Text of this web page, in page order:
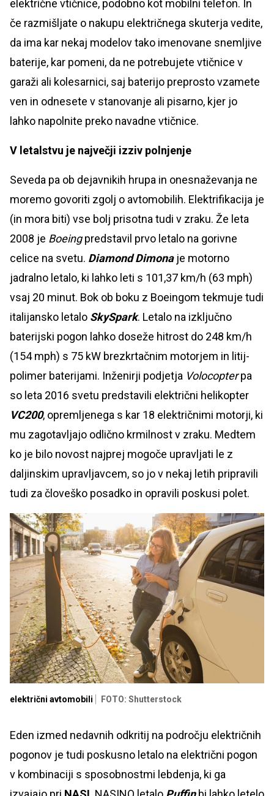
električne vtičnice, podobno kot mobilni telefon. In
če razmišljate o nakupu električnega skuterja vedite,
da ima kar nekaj modelov tako imenovane snemljive
baterije, kar pomeni, da ne potrebujete vtičnice v
garaži ali kolesarnici, saj baterijo preprosto vzamete
ven in odnesete v stanovanje ali pisarno, kjer jo
lahko napolnite preko navadne vtičnice.
V letalstvu je največji izziv polnjenje
Seveda pa ob dejavnikih hrupa in onesnaževanja ne
moremo govoriti zgolj o avtomobilih. Elektrifikacija je
(in mora biti) vse bolj prisotna tudi v zraku. Že leta
2008 je Boeingpredstavil prvo letalo na gorivne
celice na svetu. Diamond Dimonaje motorno
jadralno letalo, ki lahko leti s 101,37 km/h (63 mph)
vsaj 20 minut. Bok ob boku z Boeingom tekmuje tudi
italijansko letalo SkySpark. Letalo na izključno
baterijski pogon lahko doseže hitrost do 248 km/h
(154 mph) s 75 kW brezkrtačnim motorjem in litij-
polimer baterijami. Inženirji podjetja Volocopterpa
so leta 2016 svetu predstavili električni helikopter
VC200, opremljenega s kar 18 električnimi motorji, ki
mu zagotavljajo odlično krmilnost v zraku. Medtem
ko je bilo novost najprej mogoče upravljati le z
daljinskim upravljavcem, so jo v nekaj letih pripravili
tudi za človeško posadko in opravili poskusi polet.
električni avtomobili FOTO: Shutterstock
Eden izmed nedavnih odkritij na področju električnih
pogonov je tudi poskusno letalo na električni pogon
v kombinaciji s sposobnostmi lebdenja, ki ga